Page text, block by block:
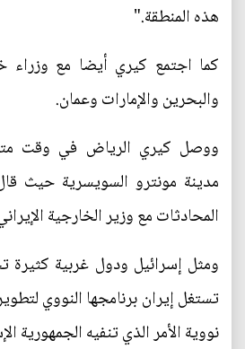
هذه المنطقة."
كما اجتمع كيري أيضا مع وزراء
والبحرين والإمارات وعمان.
ووصل كيري الرياض في وقت
مدينة مونترو السويسرية حيث
المحادثات مع وزير الخارجية
ومثل إسرائيل ودول غربية
تستغل إيران برنامجها النووي
نووية الأمر الذي تنفيه الجمهورية